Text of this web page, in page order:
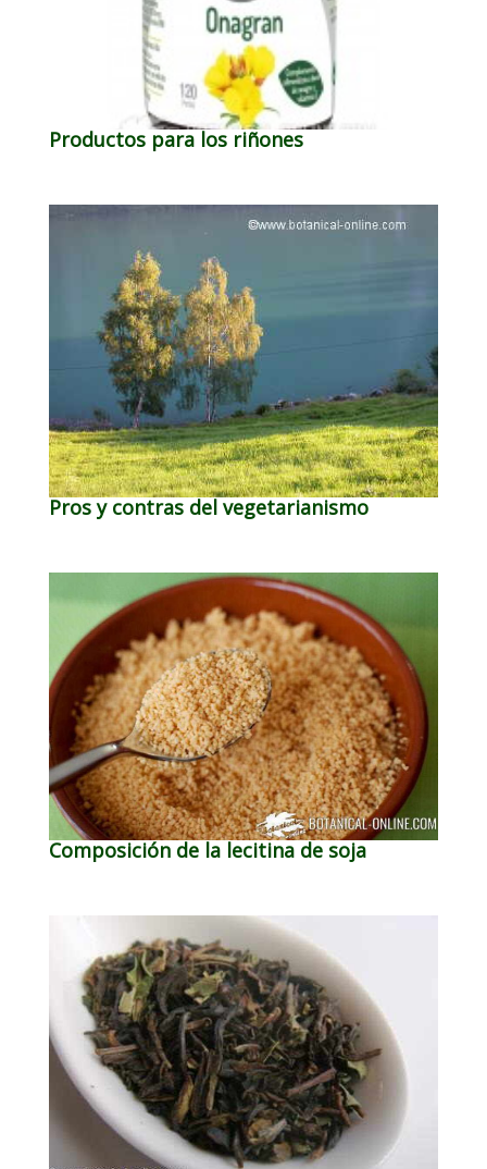
Productos para los riñones
Pros y contras del vegetarianismo
Composición de la lecitina de soja